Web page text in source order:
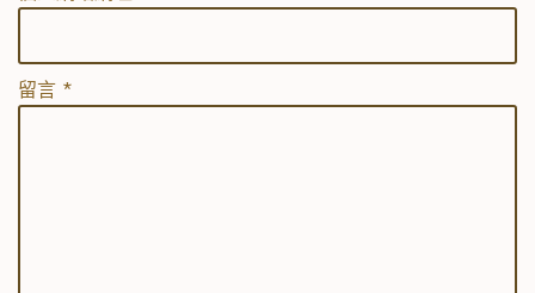
留言 *